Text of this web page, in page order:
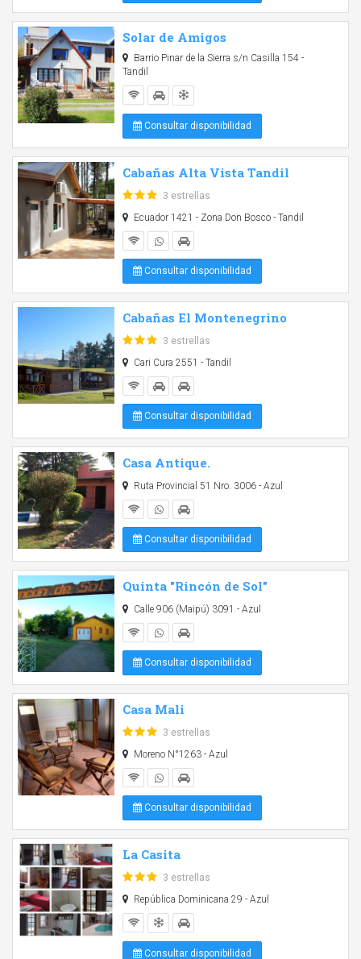
Solar de Amigos
Barrio Pinar de la Sierra s/n Casilla 154 -
Tandil
Consultar disponibilidad
Cabañas Alta Vista Tandil
3 estrellas
Ecuador 1421 - Zona Don Bosco - Tandil
Consultar disponibilidad
Cabañas El Montenegrino
3 estrellas
Cari Cura 2551 - Tandil
Consultar disponibilidad
Casa Antique.
Ruta Provincial 51 Nro. 3006 - Azul
Consultar disponibilidad
Quinta "Rincón de Sol"
Calle 906 (Maipú) 3091 - Azul
Consultar disponibilidad
Casa Mali
3 estrellas
Moreno N°1263 - Azul
Consultar disponibilidad
La Casita
3 estrellas
República Dominicana 29 - Azul
Consultar disponibilidad